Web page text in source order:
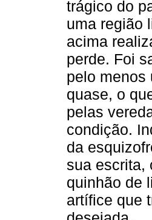
trágico do
uma região
acima
perde. Foi
pelo menos
quase, o
pelas
condição.
da
sua escrita,
quinhão de
artífice que